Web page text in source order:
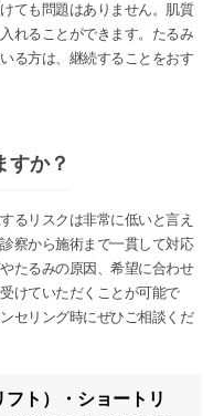
ても問題はありません。肌質
れることができます。たるみ
る方は、継続することをおす
すか？
るリスクは非常に低いと言え
察から施術まで一貫して対応
たるみの原因、希望に合わせ
けていただくことが可能で
セリング時にぜひご相談くだ
ト）・ショートリ